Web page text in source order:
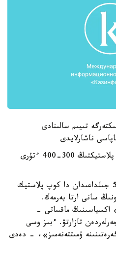
تىيىم سالىنادى
ونىڭ ايتۋىنشا، قازىرگى تاڭدا پلاستيكتىڭ 300-400 ءتۇرى
«سوڭعى 10 -جىلدا الەمدە 50 جىلداعىدان دا كوپ پلاستيك
سانى ارتا بەرمەك.
اكسياسىنىڭ ماقساتى -
تازارتۋ. ءبىز وسى
ۇمىتتەنەمىز»، - دەدى